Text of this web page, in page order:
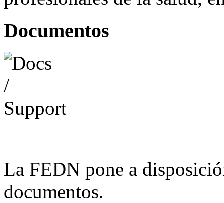
Documentos
La FEDN pone a
documentos.